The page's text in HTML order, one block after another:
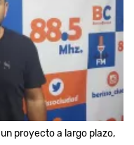
proyecto a largo plazo,